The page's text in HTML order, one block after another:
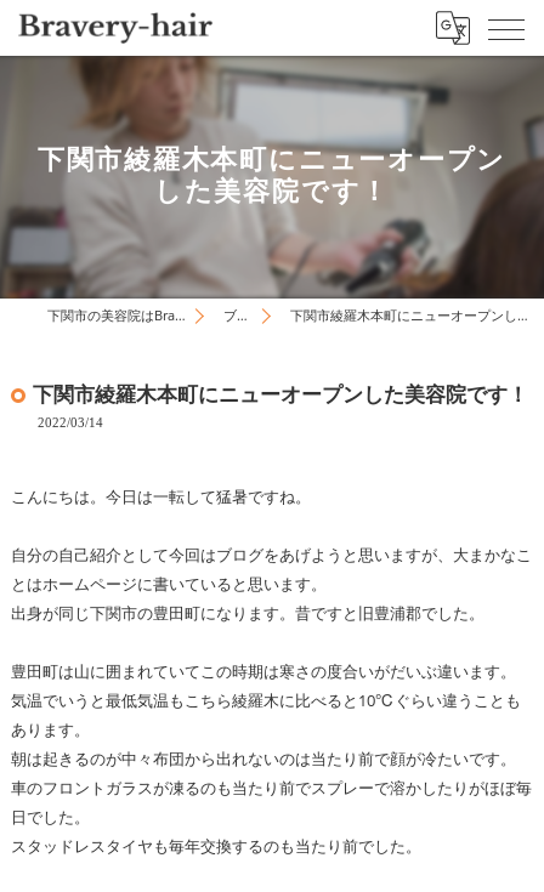
下関市綾羅木本町にニューオープン
した美容院です！
下関市の美容院はBravery-hair ブログ 下関市綾羅木本町にニューオープンした美容院です！
下関市綾羅木本町にニューオープンした美容院です！
2022/03/14
こんにちは。今日は一転して猛暑ですね。
自分の自己紹介として今回はブログをあげようと思いますが、大まかなこ
とはホームページに書いていると思います。
出身が同じ下関市の豊田町になります。昔ですと旧豊浦郡でした。
豊田町は山に囲まれていてこの時期は寒さの度合いがだいぶ違います。
気温でいうと最低気温もこちら綾羅木に比べると10℃ぐらい違うことも
あります。
朝は起きるのが中々布団から出れないのは当たり前で顔が冷たいです。
車のフロントガラスが凍るのも当たり前でスプレーで溶かしたりがほぼ毎
日でした。
スタッドレスタイヤも毎年交換するのも当たり前でした。